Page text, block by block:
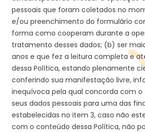
pessoais que foram coletados no
e/ou preenchimento do formulário
forma como cooperam durante a
tratamento desses dados; (b) ser
anos e que fez a leitura completa e
dessa Política, estando plenamente
conferindo sua manifestação livre,
inequívoca pela qual concorda com
seus dados pessoais para uma das
estabelecidas no item 3, caso não
com o conteúdo dessa Política, não